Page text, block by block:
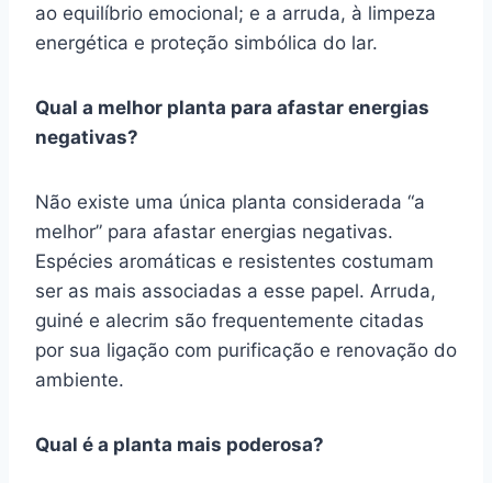
ao equilíbrio emocional; e a arruda, à limpeza
energética e proteção simbólica do lar.
Qual a melhor planta para afastar energias
negativas?
Não existe uma única planta considerada “a
melhor” para afastar energias negativas.
Espécies aromáticas e resistentes costumam
ser as mais associadas a esse papel. Arruda,
guiné e alecrim são frequentemente citadas
por sua ligação com purificação e renovação do
ambiente.
Qual é a planta mais poderosa?